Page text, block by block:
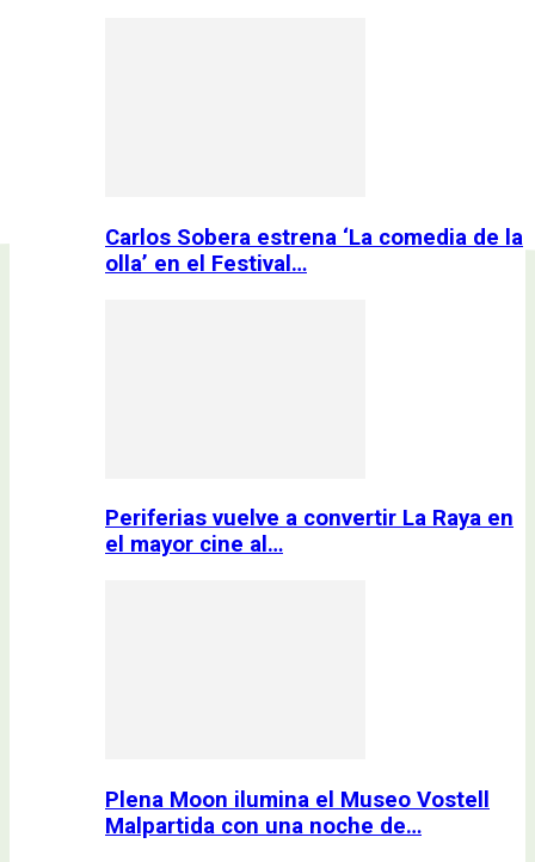
Carlos Sobera estrena ‘La comedia de la
olla’ en el Festival…
Periferias vuelve a convertir La Raya en
el mayor cine al…
Plena Moon ilumina el Museo Vostell
Malpartida con una noche de…